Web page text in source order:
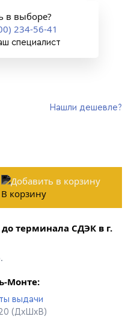
в выборе?
234-56-41
специалист
Нашли дешевле?
В корзину
до терминала СДЭК в г.
Монте:
выдачи
(ДхШхВ)